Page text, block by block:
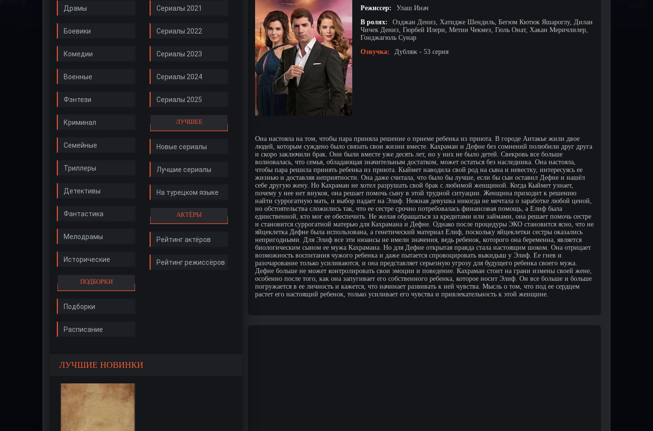
Драмы
Боевики
Комедии
Военные
Фэнтези
Криминал
Семейные
Триллеры
Детективы
Фантастика
Мелодрамы
Исторические
ПОДБОРКИ
Подборки
Расписание
Сериалы 2021
Сериалы 2022
Сериалы 2023
Сериалы 2024
Сериалы 2025
ЛУЧШЕЕ
Новые сериалы
Лучшие сериалы
На турецком языке
АКТЁРЫ
Рейтинг актёров
Рейтинг режиссёров
ЛУЧШИЕ НОВИНКИ
Режиссер:
Улаш Инач
В ролях:
Озджан Дениз, Хатидже Шендиль, Бегюм Кютюк Яшароглу, Дилан
Чичек Дениз, Гюрбей Илери, Метин Чекмез, Гюль Онат, Хакан Меричлилер,
Гонджагюль Сунар
Озвучка:
Дубляж - 53 серия
Она настояла на том, чтобы пара приняла решение о приеме ребенка из приюта. В городе Антакье жили двое
людей, которым суждено было связать свои жизни вместе. Кахраман и Дефне без сомнений полюбили друг друга
и скоро заключили брак. Они были вместе уже десять лет, но у них не было детей. Свекровь все больше
волновалась, что семья, обладающая значительным достатком, может остаться без наследника. Она настояла,
чтобы пара решила принять ребенка из приюта. Кыймет наводила свой род на сына и невестку, интересуясь ее
жизнью и доставляя неприятности. Она даже считала, что было бы лучше, если бы сын оставил Дефне и нашёл
себе другую жену. Но Кахраман не хотел разрушать свой брак с любимой женщиной. Когда Кыймет узнает,
почему у нее нет внуков, она решает помочь сыну в этой трудной ситуации. Женщина приходит к решению
найти суррогатную мать, и выбор падает на Элиф. Нежная девушка никогда не мечтала о заработке любой ценой,
но обстоятельства сложились так, что ее сестре срочно потребовалась финансовая помощь, а Елиф была
единственной, кто мог ее обеспечить. Не желая обращаться за кредитами или займами, она решает помочь сестре
и становится суррогатной матерью для Кахрамана и Дефне. Однако после процедуры ЭКО становится ясно, что не
яйцеклетка Дефне была использована, а генетический материал Елиф, поскольку яйцеклетки сестры оказались
непригодными. Для Элиф все эти нюансы не имели значения, ведь ребенок, которого она беременна, является
биологическим сыном ее мужа Кахрамана. Но для Дефне открытая правда стала настоящим шоком. Она отрицает
возможность воспитания чужого ребенка и даже пытается спровоцировать выкидыш у Элиф. Ее гнев и
разочарование только усиливаются, и она представляет серьезную угрозу для будущего ребенка своего мужа.
Дефне больше не может контролировать свои эмоции и поведение. Кахраман стоит на грани измены своей жене,
особенно после того, как она запугивает его собственного ребенка, которое носит Элиф. Он все больше и больше
погружается в ее личность и кажется, что начинает развивать к ней чувства. Мысль о том, что под ее сердцем
растет его настоящий ребенок, только усиливает его чувства и привлекательность к этой женщине.